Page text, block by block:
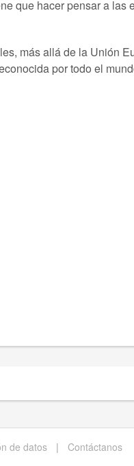
que hacer pensar a las
más allá de la Unión
por todo el
de datos |
Contáctanos